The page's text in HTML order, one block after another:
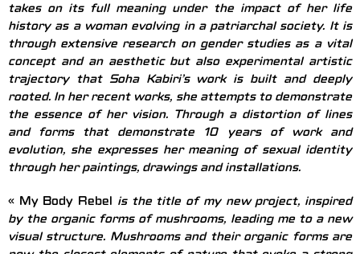
takes on its full meaning under the impact of her life
history as a woman evolving in a patriarchal society. It is
through extensive research on gender studies as a vital
concept and an aesthetic but also experimental artistic
trajectory that Soha Kabiri’s work is built and deeply
rooted. In her recent works, she attempts to demonstrate
the essence of her vision. Through a distortion of lines
and forms that demonstrate 10 years of work and
evolution, she expresses her meaning of sexual identity
through her paintings, drawings and installations.
« My Body Rebel is the title of my new project, inspired
by the organic forms of mushrooms, leading me to a new
visual structure. Mushrooms and their organic forms are